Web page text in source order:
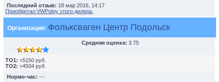
Последний отзыв: 18 мар 2016, 14:17
Приобретал VWPoloу этого дилера.
Организация: Фольксваген Центр Подольск
Средняя оценка: 3.75
TO1: ≈5150 руб.
TO2: ≈4504 руб.
Нормо-час: ---